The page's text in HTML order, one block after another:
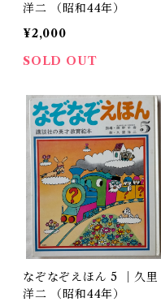
洋二 （昭和44年）
¥2,000
SOLD OUT
なぞなぞえほん 5 ｜久里
洋二 （昭和44年）